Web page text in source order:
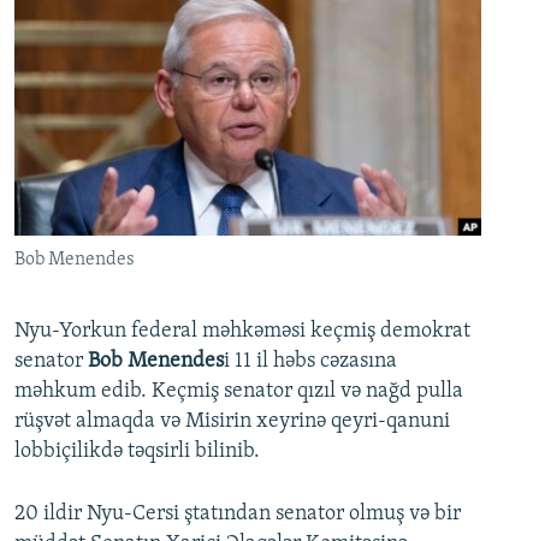
MULTIMEDIA
VIDEO
FOTOQALEREYA
İNFOQRAFIKA
KARIKATURA
RADIO ARXIV
OXU ZALI
AZƏRBAYCAN ƏDƏBIYYATI KITABXANASI
İSLAM VƏ DEMOKRATIYA
HAQQIMIZDA
MISSIYAMIZ
PEŞƏ ETIKASI VƏ JURNALISTIKA STANDARTLARIMIZ
BIZIMLƏ ƏLAQƏ
XƏBƏR BÜLLETENLƏRIMIZ
BIZI IZLƏ
Bob Menendes
Nyu-Yorkun federal məhkəməsi keçmiş demokrat
senator Bob Menendesi 11 il həbs cəzasına
məhkum edib. Keçmiş senator qızıl və nağd pulla
rüşvət almaqda və Misirin xeyrinə qeyri-qanuni
lobbiçilikdə təqsirli bilinib.
20 ildir Nyu-Cersi ştatından senator olmuş və bir